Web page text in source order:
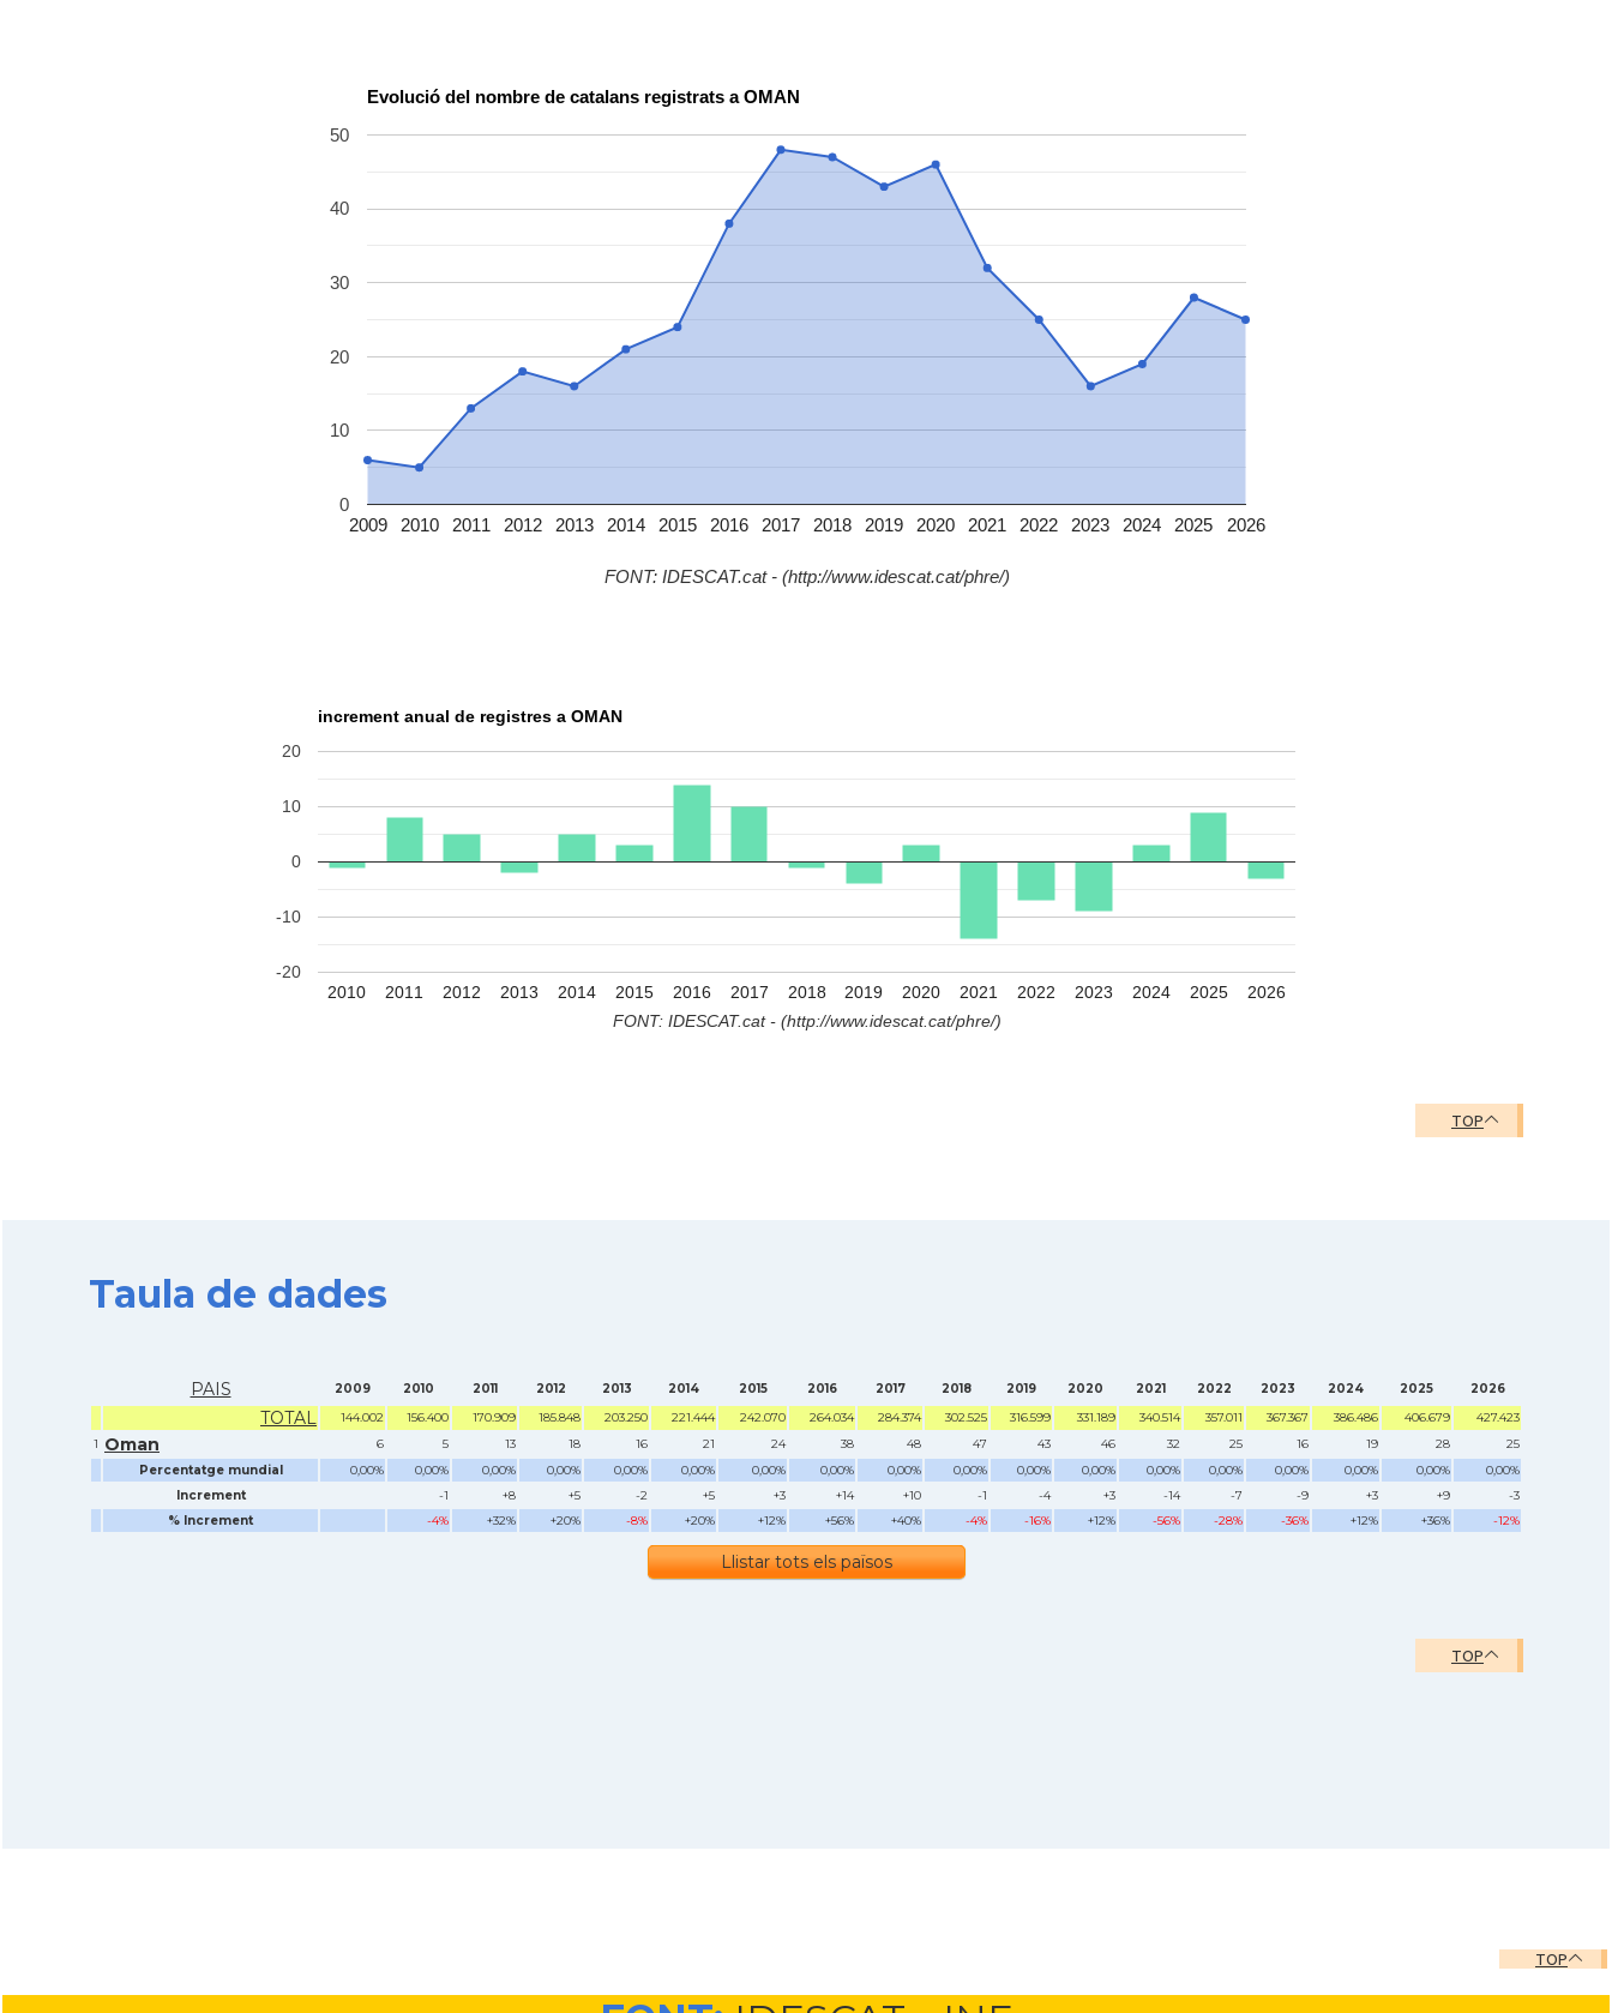
Evolució del nombre de catalans registrats a OMAN
2009 2010 2011 2012 2013 2014 2015 2016 2017 2018 2019 2020 2021 2022 2023 2024 2025 2026
0
10
20
30
40
50
FONT: IDESCAT.cat - (http://www.idescat.cat/phre/)
increment anual de registres a OMAN
2010 2011 2012 2013 2014 2015 2016 2017 2018 2019 2020 2021 2022 2023 2024 2025 2026
-20
-10
0
10
20
FONT: IDESCAT.cat - (http://www.idescat.cat/phre/)
TOP
Taula de dades
PAIS 2009 2010 2011 2012 2013 2014 2015 2016 2017 2018 2019 2020 2021 2022 2023 2024 2025 2026
TOTAL 144.002 156.400 170.909 185.848 203.250 221.444 242.070 264.034 284.374 302.525 316.599 331.189 340.514 357.011 367.367 386.486 406.679
427.423
1 Oman 6 5 13 18 16 21 24 38 48 47 43 46 32 25 16 19 28
25
Percentatge mundial
0,00% 0,00% 0,00% 0,00% 0,00% 0,00% 0,00% 0,00% 0,00% 0,00% 0,00% 0,00% 0,00% 0,00% 0,00% 0,00% 0,00%
0,00%
Increment
-1 +8 +5 -2 +5 +3 +14 +10 -1 -4 +3 -14 -7 -9 +3 +9
-3
% Increment
-4% +32% +20% -8% +20% +12% +56% +40% -4% -16% +12% -56% -28% -36% +12% +36% -12%
Llistar tots els països
TOP
TOP